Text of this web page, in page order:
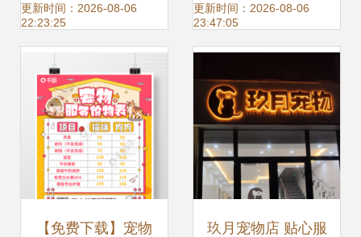
物服务行业的甜蜜
更新时间：2026-08-06
22:23:25
宠人士的放心之选
更新时间：2026-08-06
23:47:05
【免费下载】宠物 玖月宠物店 贴心服